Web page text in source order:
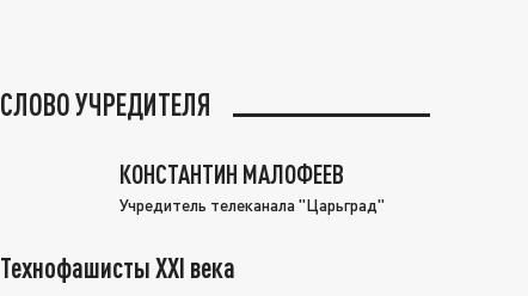
СЛОВО УЧРЕДИТЕЛЯ
КОНСТАНТИН МАЛОФЕЕВ
Учредитель телеканала "Царьград"
Технофашисты XXI века